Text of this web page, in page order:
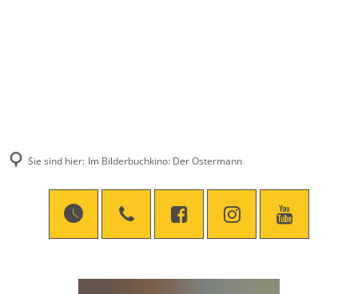
Sie sind hier: Im Bilderbuchkino: Der Ostermann